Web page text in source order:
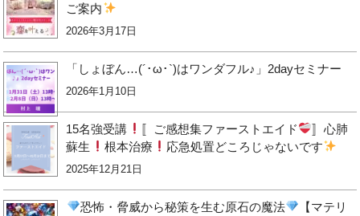
ご案内
2026年3月17日
「しょぼん…(´･ω･`)はワンダフル♪」2dayセミナー
2026年1月10日
15名強受講 〚ご感想集ファーストエイド
〛心肺
蘇生
根本治療 応急処置どころじゃないです
2025年12月21日
恐怖・脅威から秘策を生む原石の魔法
【マテリ